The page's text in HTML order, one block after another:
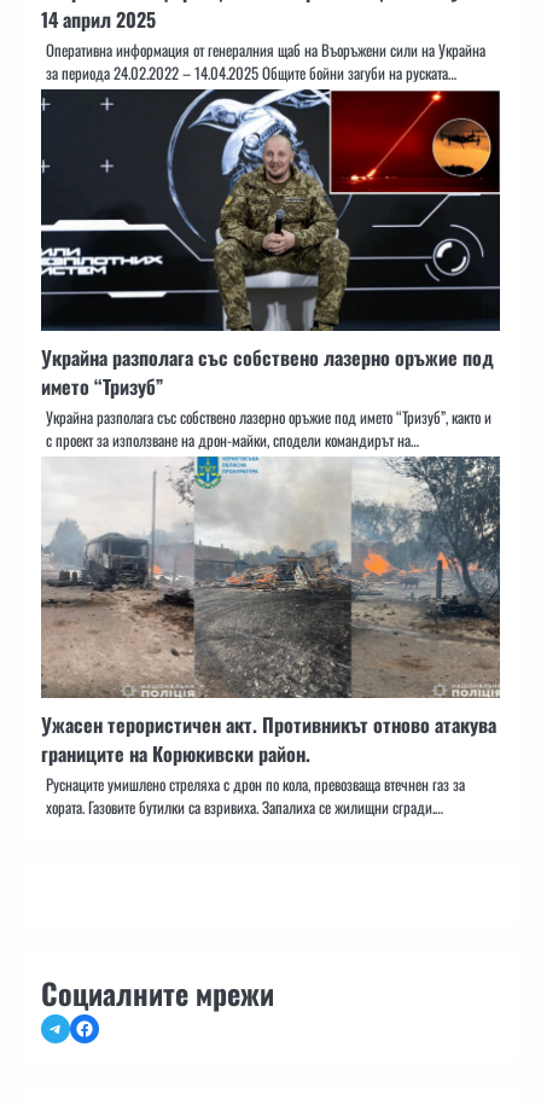
14 април 2025
Оперативна информация от генералния щаб на Въоръжени сили на Украйна
за периода 24.02.2022 – 14.04.2025 Общите бойни загуби на руската…
Украйна разполага със собствено лазерно оръжие под
името “Тризуб”
Украйна разполага със собствено лазерно оръжие под името “Тризуб”, както и
с проект за използване на дрон-майки, сподели командирът на…
Ужасен терористичен акт. Противникът отново атакува
границите на Корюкивски район.
Руснаците умишлено стреляха с дрон по кола, превозваща втечнен газ за
хората. Газовите бутилки са взривиха. Запалиха се жилищни сгради.…
Социалните мрежи
TelegramFacebook